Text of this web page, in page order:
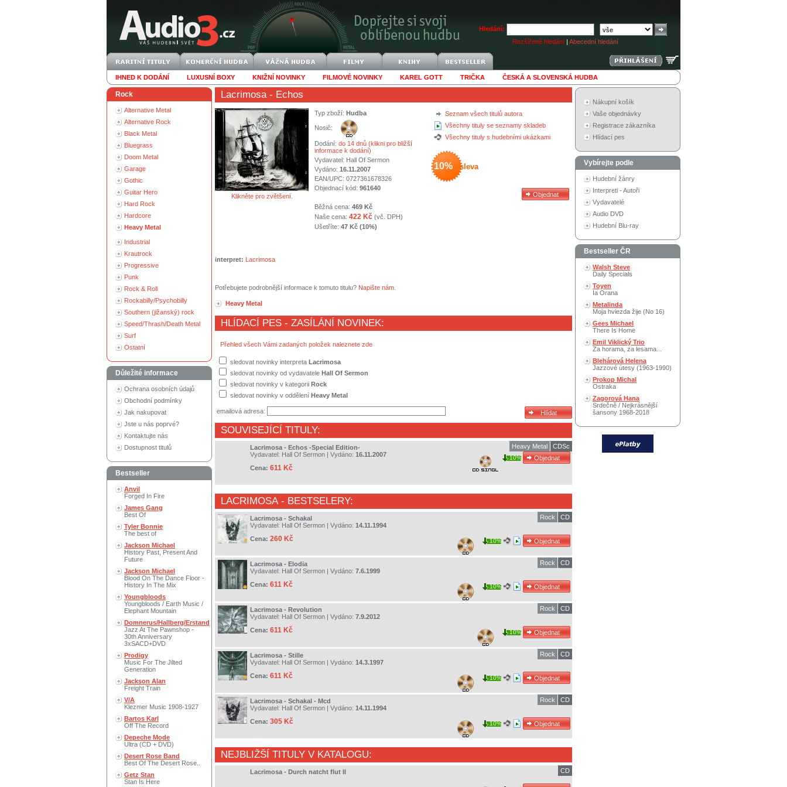
Hledání:
Rozšířené hledání | Abecední hledání
IHNED K DODÁNÍ LUXUSNÍ BOXY KNIŽNÍ NOVINKY FILMOVÉ NOVINKY KAREL GOTT TRIČKA ČESKÁ A SLOVENSKÁ HUDBA
Rock
Alternative Metal
Alternative Rock
Black Metal
Bluegrass
Doom Metal
Garage
Gothic
Guitar Hero
Hard Rock
Hardcore
Heavy Metal
Industrial
Krautrock
Progressive
Punk
Rock & Roll
Rockabilly/Psychobilly
Southern (jižanský) rock
Speed/Thrash/Death Metal
Surf
Ostatní
Důležité informace
Ochrana osobních údajů
Obchodní podmínky
Jak nakupovat
Jste u nás poprvé?
Kontaktujte nás
Dostupnost titulů
Bestseller
Anvil
Forged In Fire
James Gang
Best Of
Tyler Bonnie
The best of
Jackson Michael
History Past, Present And
Future
Jackson Michael
Blood On The Dance Floor -
History In The Mix
Youngbloods
Youngbloods / Earth Music /
Elephant Mountain
Domnerus/Hallberg/Erstand
Jazz At The Pawnshop -
30th Anniversary
3xSACD+DVD
Prodigy
Music For The Jilted
Generation
Jackson Alan
Freight Train
V/A
Klezmer Music 1908-1927
Bartos Karl
Off The Record
Depeche Mode
Ultra (CD + DVD)
Desert Rose Band
Best Of The Desert Rose..
Getz Stan
Stan Is Here
Lacrimosa- Echos
Klikněte pro zvětšení.
Seznam všech titulů autora
Všechny tituly se seznamy skladeb
Všechny tituly s hudebními ukázkami
10% sleva
Typ zboží: Hudba
Nosič:
Dodání: do 14 dnů (klikni pro bližší
informace k dodání)
Vydavatel: Hall Of Sermon
Vydáno: 16.11.2007
EAN/UPC: 0727361678326
Objednací kód: 961640
Běžná cena: 469 Kč
Naše cena: 422 Kč (vč. DPH)
Ušetříte: 47 Kč (10%)
interpret: Lacrimosa
Potřebujete podrobnější informace k tomuto titulu? Napište nám
Heavy Metal
HLÍDACÍ PES - ZASÍLÁNÍ NOVINEK:
Přehled všech Vámi zadaných položek naleznete zde
sledovat novinky interpreta Lacrimosa
sledovat novinky od vydavatele Hall Of Sermon
sledovat novinky v kategorii Rock
sledovat novinky v oddělení Heavy Metal
emailová adresa:
SOUVISEJÍCÍ TITULY:
Lacrimosa - Echos -Special Edition-
Vydavatel: Hall Of Sermon | Vydáno: 16.11.2007
Cena: 611 Kč
CDSc
Heavy Metal
10%
LACRIMOSA- BESTSELERY:
Lacrimosa - Schakal
Vydavatel: Hall Of Sermon | Vydáno: 14.11.1994
Cena: 260 Kč
CD
Rock
10%
Lacrimosa - Elodia
Vydavatel: Hall Of Sermon | Vydáno: 7.6.1999
Cena: 611 Kč
CD
Rock
10%
Lacrimosa - Revolution
Vydavatel: Hall Of Sermon | Vydáno: 7.9.2012
Cena: 611 Kč
CD
Rock
10%
Lacrimosa - Stille
Vydavatel: Hall Of Sermon | Vydáno: 14.3.1997
Cena: 611 Kč
CD
Rock
10%
Lacrimosa - Schakal - Mcd
Vydavatel: Hall Of Sermon | Vydáno: 14.11.1994
Cena: 305 Kč
CD
Rock
10%
NEJBLIŽŠÍ TITULY V KATALOGU:
Lacrimosa - Durch natcht flut II CD
Nákupní košík
Vaše objednávky
Registrace zákazníka
Hlídací pes
Vybírejte podle
Hudební žánry
Interpreti - Autoři
Vydavatelé
Audio DVD
Hudební Blu-ray
Bestseller ČR
Walsh Steve
Daily Specials
Toyen
Ia Orana
Metalinda
Moja hviezda žije (No 16)
Gees Michael
There Is Home
Emil Viklický Trio
Za horama, za lesama...
Blehárová Helena
Jazzové útesy (1963-1990)
Prokop Michal
Ostraka
Zagorová Hana
Srdečně / Nejkrásnější
šansony 1968-2018